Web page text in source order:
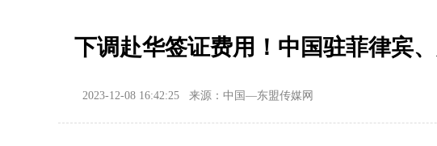
下调赴华签证费用！中国驻菲律宾
2023-12-08 16:42:25 来源：中国—东盟传媒网